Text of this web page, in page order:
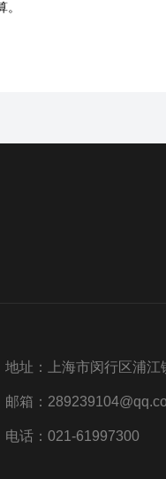
地址：上海市闵行区浦江
邮箱：
电话：021-61997300